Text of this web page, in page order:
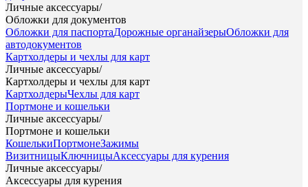
Личные аксессуары/
Обложки для документов
Обложки для паспортаДорожные органайзерыОбложки для
автодокументов
Картхолдеры и чехлы для карт
Личные аксессуары/
Картхолдеры и чехлы для карт
КартхолдерыЧехлы для карт
Портмоне и кошельки
Личные аксессуары/
Портмоне и кошельки
КошелькиПортмонеЗажимы
ВизитницыКлючницыАксессуары для курения
Личные аксессуары/
Аксессуары для курения